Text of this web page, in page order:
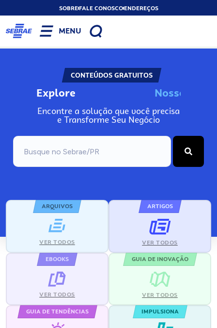
SOBREFALE CONOSCOENDEREÇOS
MENU
CONTEÚDOS GRATUITOS
Explore Noss
Encontre a solução que você precisa
e Transforme Seu Negócio
ARQUIVOS
VER TODOS
ARTIGOS
VER TODOS
EBOOKS
VER TODOS
GUIA DE INOVAÇÃO
VER TODOS
GUIA DE TENDÊNCIAS IMPULSIONA